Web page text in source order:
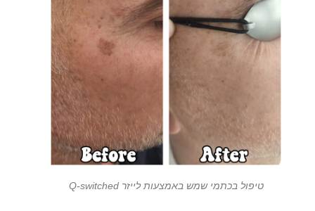
טיפול בכתמי שמש באמצעות לייזר Q-switched